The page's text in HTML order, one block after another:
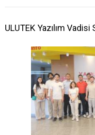
ULUTEK Yazılım Vadisi